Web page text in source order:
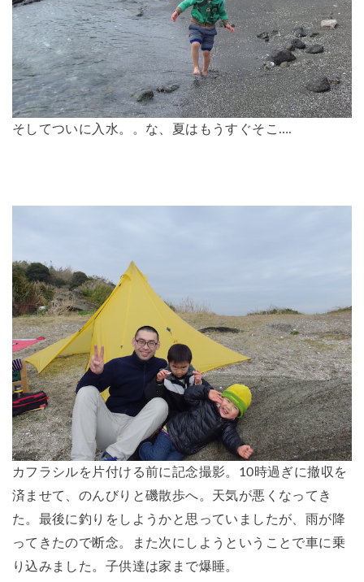
そしてついに入水。。な、夏はもうすぐそこ….
カフラシルを片付ける前に記念撮影。10時過ぎに撤収を
済ませて、のんびりと磯散歩へ。天気が悪くなってき
た。最後に釣りをしようかと思っていましたが、雨が降
ってきたので断念。また次にしようということで車に乗
り込みました。子供達は家まで爆睡。